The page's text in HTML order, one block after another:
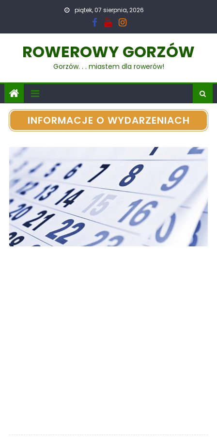
piątek, 07 sierpnia, 2026
ROWEROWY GORZÓW
Gorzów. . . miastem dla rowerów!
INFORMACJE O WYDARZENIACH